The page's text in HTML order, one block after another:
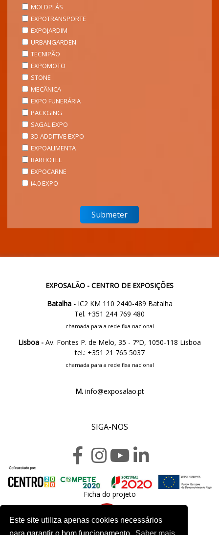
Este site utiliza apenas cookies necessários
MOLDPLÁS
EXPOTRANSPORTE
EXPOJARDIM
URBANGARDEN
TECNIPÃO
EXPOMOTO
STONE
MECÂNICA
EXPO FUNERÁRIA
PACKGING
SAGAL EXPO
3D ADDITIVE EXPO
EXPOALIMENTA
BARHOTEL
EXPOCARNE
i4.0 EXPO
EXPOSALÃO - CENTRO DE EXPOSIÇÕES
Batalha -IC2 KM 110 2440-489 Batalha
Tel. +351 244 769 480
chamada para a rede fixa nacional
Lisboa - Av. Fontes P. de Melo, 35 - 7ºD, 1050-118 Lisboa
tel.: +351 21 765 5037
chamada para a rede fixa nacional
M.info@exposalao.pt
SIGA-NOS
Ficha do projeto